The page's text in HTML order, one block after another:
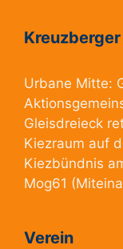
Urbane Mitte:
Gleisdreieck
Kiezraum auf
Kiezbündnis
Mog61
Verein